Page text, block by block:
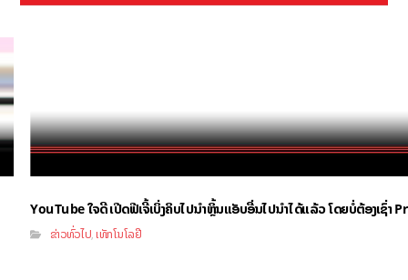
YouTube ໃຈດີ ເປີດຟີເຈີ້ເບິ່ງຄິບໄປນຳຫຼິ້ນແອັບອື່ນໄປນຳໄດ້ແລ້ວ ໂດຍບໍ່ຕ້ອງເຊົ່າ
ຂ່າວທົ່ວໄປ ,ເທັກໂນໂລຢີ